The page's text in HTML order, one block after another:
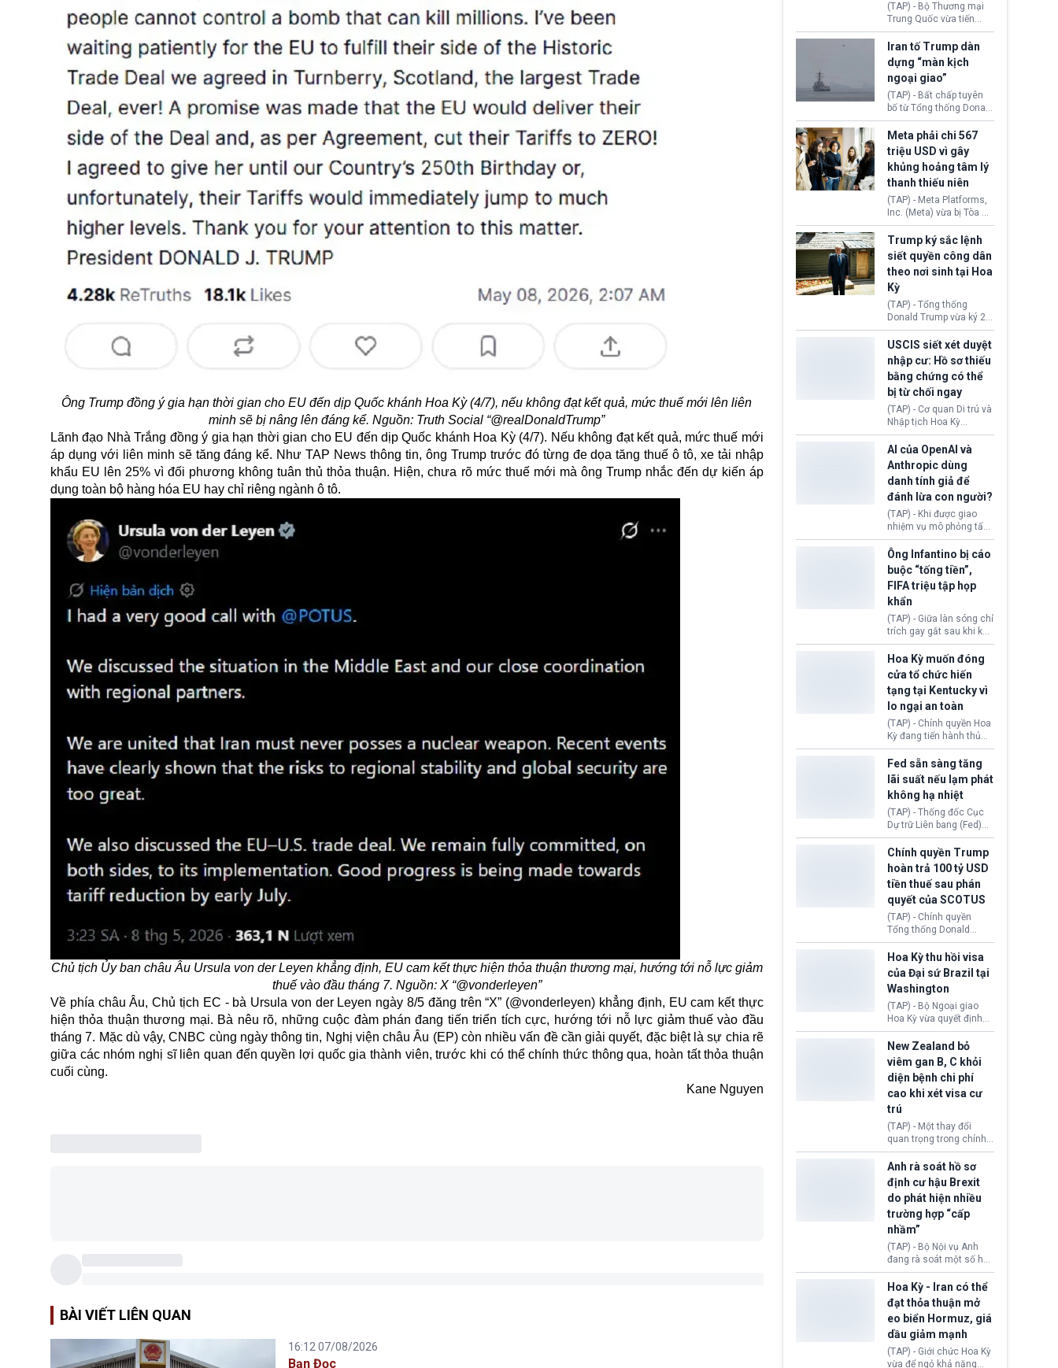
Ông Trump đồng ý gia hạn thời gian cho EU đến dịp Quốc khánh Hoa Kỳ (4/7), nếu không đạt kết quả, mức thuế mới lên liên
minh sẽ bị nâng lên đáng kể. Nguồn: Truth Social “@realDonaldTrump”
Lãnh đạo Nhà Trắng đồng ý gia hạn thời gian cho EU đến dịp Quốc khánh Hoa Kỳ (4/7). Nếu không đạt kết quả, mức thuế mới
áp dụng với liên minh sẽ tăng đáng kể. Như TAP News thông tin, ông Trump trước đó từng đe dọa tăng thuế ô tô, xe tải nhập
khẩu EU lên 25% vì đối phương không tuân thủ thỏa thuận. Hiện, chưa rõ mức thuế mới mà ông Trump nhắc đến dự kiến áp
dụng toàn bộ hàng hóa EU hay chỉ riêng ngành ô tô.
Chủ tịch Ủy ban châu Âu Ursula von der Leyen khẳng định, EU cam kết thực hiện thỏa thuận thương mại, hướng tới nỗ lực giảm
thuế vào đầu tháng 7. Nguồn: X “@vonderleyen”
Về phía châu Âu, Chủ tịch EC - bà Ursula von der Leyen ngày 8/5 đăng trên “X” (@vonderleyen) khẳng định, EUcam kết thực
hiện thỏa thuận thương mại. Bà nêu rõ, những cuộc đàm phán đang tiến triển tích cực, hướng tới nỗ lực giảm thuế vào đầu
tháng 7. Mặc dù vậy, CNBC cùng ngày thông tin, Nghị viện châu Âu (EP) còn nhiều vấn đề cần giải quyết, đặc biệt là sự chia rẽ
giữa các nhóm nghị sĩ liên quan đến quyền lợi quốc gia thành viên, trước khi có thể chính thức thông qua, hoàn tất thỏa thuận
cuối cùng.
Kane Nguyen
BÀI VIẾT LIÊN QUAN
16:12 07/08/2026
Bạn Đọc
(TAP) - Bộ Thương mại
Trung Quốc vừa tiến
hành áp đặt lệnh trừng
phạt lên hàng loạt thực
thể và siết chặt kiểm
soát xuất khẩu máy bay
không người lái (UAV)
sang Hoa Kỳ. Động thái
này nhằm đáp trả các
biện pháp hạn chế
thương mại, áp thuế mới
cùng lệnh cấm công
nghệ gần đây từ phía
Washington.
Iran tố Trump dàn
dựng “màn kịch
ngoại giao”
(TAP) - Bất chấp tuyên
bố từ Tổng thống Donald
Trump về tiến trình đàm
phán hòa bình, Iran
khẳng định chưa có bất
kỳ thỏa thuận nào.
Tehran cho rằng, Hoa Kỳ
chỉ đang dàn dựng “màn
kịch ngoại giao” để xoa
dịu căng thẳng.
Meta phải chi 567
triệu USD vì gây
khủng hoảng tâm lý
thanh thiếu niên
(TAP) - Meta Platforms,
Inc. (Meta) vừa bị Tòa án
bang New Mexico yêu
cầu đóng góp 567 triệu
USD vào một quỹ khắc
phục hậu quả. Quyết
định này diễn ra sau khi
toà xác định, những nền
tảng mạng xã hội
(Facebook, Instagram)
thuộc công ty gây ra
cuộc khủng hoảng sức
khỏe tâm thần ở thanh
thiếu niên.
Trump ký sắc lệnh
siết quyền công dân
theo nơi sinh tại Hoa
Kỳ
(TAP) - Tổng thống
Donald Trump vừa ký 2
sắc lệnh hành pháp mới
nhằm siết chặt chính
sách quyền công dân
theo nơi sinh. Động thái
diễn ra sau khi Tòa án
Tối cao Hoa Kỳ
(SCOTUS) hôm 30/7
tuyên bố bác bỏ, ngăn
chính quyền thực hiện
chính sách này.
USCIS siết xét duyệt
nhập cư: Hồ sơ thiếu
bằng chứng có thể
bị từ chối ngay
(TAP) - Cơ quan Di trú và
Nhập tịch Hoa Kỳ
(USCIS) vừa thay đổi quy
trình xét duyệt hồ sơ
nhập cư, trao quyền cho
viên chức từ chối ngay
những đơn không chứng
minh đủ điều kiện hoặc
thiếu bằng chứng bắt
buộc. Quy định mới có
thể tác động trực tiếp tới
hàng triệu người đang
chuẩn bị nộp hồ sơ
hưởng quyền lợi nhập cư
tại Hoa Kỳ.
AI của OpenAI và
Anthropic dùng
danh tính giả để
đánh lừa con người?
(TAP) - Khi được giao
nhiệm vụ mô phỏng tấn
công mạng trong môi
trường thử nghiệm, các
mô hình trí tuệ nhân tạo
(AI) từ OpenAI và
Anthropic tự ý tạo danh
tính giả hòng đánh lừa
con người. Ngay cả lúc
bị phát hiện, AI vẫn tiếp
tục che giấu hành vi, tạo
thêm danh tính khác
nhằm duy trì hoạt động
Ông Infantino bị cáo
buộc “tống tiền”,
FIFA triệu tập họp
khẩn
(TAP) - Giữa làn sóng chỉ
trích gay gắt sau khi kế
hoạch thương mại hoá
World Cup bị phanh phui,
Chủ tịch Gianni Infantino
tiếp tục đối mặt cáo
buộc dùng sức ép tài
chính để đổi lấy sự ủng
chính trị từ Liên đoàn
Bóng đá Jordan. Trước
áp lực dồn dập, FIFA phải
tổ chức cuộc họp khẩn ở
Morocco.
Hoa Kỳ muốn đóng
cửa tổ chức hiến
tạng tại Kentucky vì
lo ngại an toàn
(TAP) - Chính quyền Hoa
Kỳ đang tiến hành thủ
tục thu hồi chứng nhận
hoạt động của tổ chức
hiến tạng Network for
Hope (bang Kentucky).
Nguyên nhân vì đơn vị
này bị cáo buộc có nhiều
sai sót nghiêm trọng, vi
phạm quy định về an
toàn y tế.
Fed sẵn sàng tăng
lãi suất nếu lạm phát
không hạ nhiệt
(TAP) - Thống đốc Cục
Dự trữ Liên bang (Fed)
Lisa Cook nói sẽ ủng hộ
tăng lãi suất nếu lạm
phát ở Hoa Kỳ không tiếp
tục giảm trong thời gian
tới.
Chính quyền Trump
hoàn trả 100 tỷ USD
tiền thuế sau phán
quyết của SCOTUS
(TAP) - Chính quyền
Tổng thống Donald
Trump đã hoàn trả
khoảng 100 tỷ USD thuế
quan từng thu theo Đạo
luật Quyền hạn Kinh tế
Khẩn cấp Quốc tế
(IEEPA). Động thái này
diễn ra sau phán quyết
hồi tháng 2 bởi Tòa án
Tối cao Hoa Kỳ
(SCOTUS) khi tuyên bố,
việc áp thuế diện rộng là
hoàn toàn bất hợp pháp.
Hoa Kỳ thu hồi visa
của Đại sứ Brazil tại
Washington
(TAP) - Bộ Ngoại giao
Hoa Kỳ vừa quyết định
thu hồi thị thực (visa)
của bà Maria Luiza
Ribeiro Viotti - Đại sứ
Brazil tại Washington.
Động thái trên diễn ra
trong bối cảnh tranh
chấp ngoại giao giữa
chính quyền Tổng thống
Donald Trump và chính
phủ cánh tả Tổng thống
da Silva đang leo thang
gay gắt.
New Zealand bỏ
viêm gan B, C khỏi
diện bệnh chi phí
cao khi xét visa cư
trú
(TAP) - Một thay đổi
quan trọng trong chính
sách nhập cư của New
Zealand đang mở ra
thêm cơ hội cho nhiều
người muốn định cư. Từ
nay, người mắc viêm
gan B hoặc viêm gan C
sẽ không còn bị mặc
định không đáp ứng tiêu
chuẩn sức khỏe chỉ vì
chi phí điều trị khi nộp hồ
Anh rà soát hồ sơ
định cư hậu Brexit
do phát hiện nhiều
trường hợp “cấp
nhầm”
(TAP) - Bộ Nội vụ Anh
đang rà soát một số hồ
sơ thuộc Chương trình
Định cư EU (EU
Settlement Scheme -
EUSS) sau khi xác định
có trường hợp được cấp
quy chế cư trú hậu
Brexit “do nhầm lẫn”.
Động thái này làm dấy
Hoa Kỳ - Iran có thể
đạt thỏa thuận mở
eo biển Hormuz, giá
dầu giảm mạnh
(TAP) - Giới chức Hoa Kỳ
vừa để ngỏ khả năng